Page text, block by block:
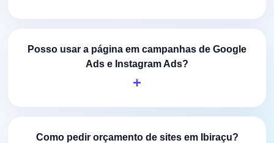
Posso usar a página em campanhas de Google
Ads e Instagram Ads?
Como pedir orçamento de sites em Ibiraçu?